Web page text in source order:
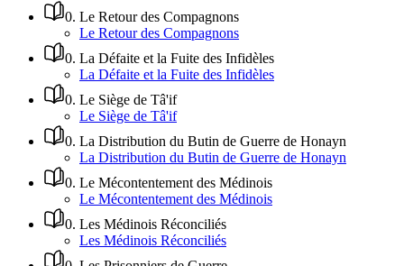
0. Le Retour des Compagnons
Le Retour des Compagnons
0. La Défaite et la Fuite des Infidèles
La Défaite et la Fuite des Infidèles
0. Le Siège de Tâ'if
Le Siège de Tâ'if
0. La Distribution du Butin de Guerre de Honayn
La Distribution du Butin de Guerre de Honayn
0. Le Mécontentement des Médinois
Le Mécontentement des Médinois
0. Les Médinois Réconciliés
Les Médinois Réconciliés